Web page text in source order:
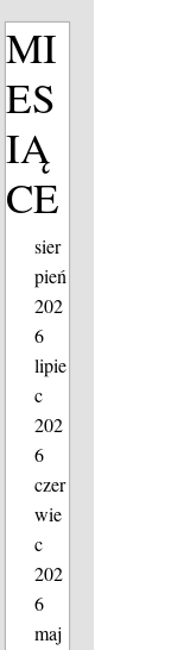
MI
ES
IĄ
CE
sier
pień
202
6
lipie
c
202
6
czer
wie
c
202
6
maj